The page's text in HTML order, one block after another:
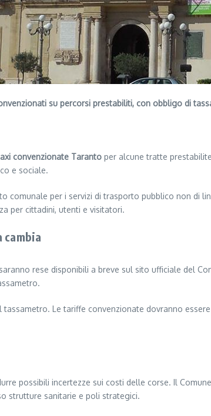
su percorsi prestabiliti, con obbligo di
convenzionate Taranto per alcune tratte
e sociale.
comunale per i servizi di trasporto pubblico non di
per cittadini, utenti e visitatori.
rese disponibili a breve sul sito ufficiale del
tassametro. Le tariffe convenzionate dovranno
possibili incertezze sui costi delle corse. Il
strutture sanitarie e poli strategici.